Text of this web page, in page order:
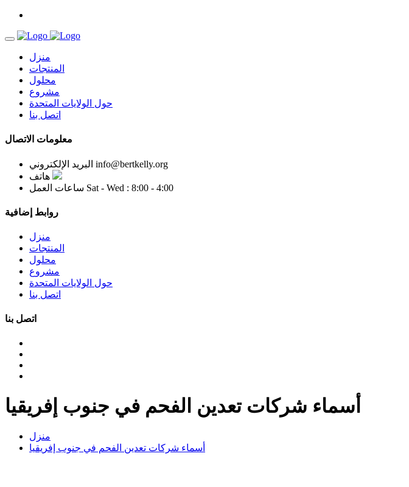
منزل
المنتجات
محلول
مشروع
حول الولايات المتحدة
اتصل بنا
معلومات الاتصال
البريد الإلكتروني info@bertkelly.org
هاتف
ساعات العمل Sat - Wed : 8:00 - 4:00
روابط إضافية
منزل
المنتجات
محلول
مشروع
حول الولايات المتحدة
اتصل بنا
اتصل بنا
أسماء شركات تعدين الفحم في جنوب إفريقيا
منزل
أسماء شركات تعدين الفحم في جنوب إفريقيا